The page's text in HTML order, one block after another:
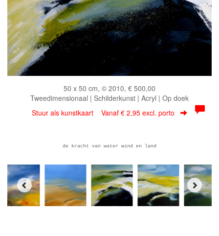
50 x 50 cm, © 2010, € 500,00
Tweedimensionaal | Schilderkunst | Acryl | Op doek
Stuur als kunstkaart Vanaf € 2,95 excl. porto
de kracht van water wind en land